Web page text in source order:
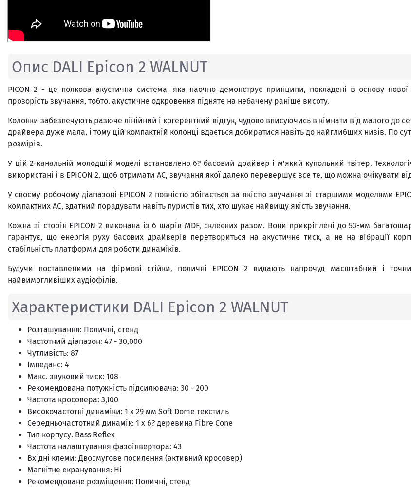
Опис DALI Epicon 2 WALNUT
PICON 2 - це полкова акустична система, яка наочно демонструє принципи, покладені в основу нової
прозорість звучання, тобто. акустичне одкровення підняте на небачену раніше висоту.
Колонки забезпечують разюче лінійний і когерентний відгук, чудово вписуючись в кімнати від малого до
драйвера дуже мала, і тому цій компактній колонці вдається добиратися навіть до найглибших низів. По
розмірів.
У цій 2-канальній молодшій моделі встановлено 6? басовий драйвер і м'який купольний твітер.
використані і в EPICON 2, щоб отримати АС, звучання якої далеко перевершує все те, що можна очікувати
У своєму робочому діапазоні EPICON 2 повністю збігається за якістю звучання зі старшими моделями
компактних АС, здатний порадувати навіть пуристів тих, хто шукає найвищу якість звучання.
Кожна зі сторін EPICON 2 виконана із 6 шарів MDF, склеєних разом. Вони прикріплені до 53-мм
гарантує, що енергія руху басових драйверів перетвориться на акустичне тиск, а не на вібрації
стабільність платформи для роботи динаміків.
Будучи поставленими на фірмові стійки, поличні EPICON 2 видають напрочуд масштабний і
найвимогливіших аудіофілів.
Характеристики DALI Epicon 2 WALNUT
Розташування: Поличні, стенд
Частотний діапазон: 47 - 30,000
Чутливість: 87
Імпеданс: 4
Макс. звуковий тиск: 108
Рекомендована потужність підсилювача: 30 - 200
Частота кросовера: 3,100
Високочастотні динаміки: 1 х 29 мм Soft Dome текстиль
Середньочастотний динамік: 1 х 6? деревина Fibre Cone
Тип корпусу: Bass Reflex
Частота налаштування фазоінвертора: 43
Вхідні клеми: Двосмугове посилення (активний кросовер)
Магнітне екранування: Ні
Рекомендоване розміщення: Поличні, стенд